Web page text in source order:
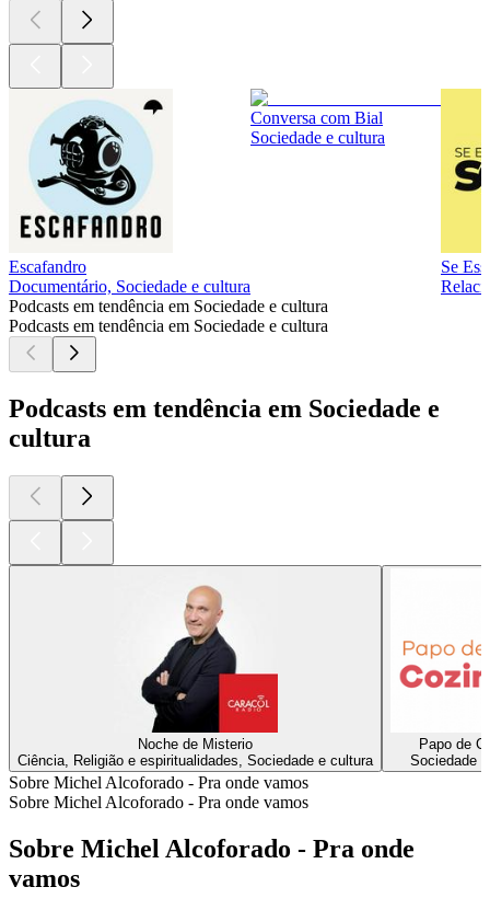
Escafandro
Documentário, Sociedade e cultura
Conversa com Bial
Sociedade e cultura
Se
Podcasts em tendência em Sociedade e cultura
Podcasts em tendência em Sociedade e cultura
Podcasts em tendência em Sociedade e
cultura
Noche de Misterio
Ciência, Religião e espiritualidades, Sociedade e cultura
Papo de
Sociedade
Sobre Michel Alcoforado - Pra onde vamos
Sobre Michel Alcoforado - Pra onde vamos
Sobre Michel Alcoforado - Pra onde
vamos